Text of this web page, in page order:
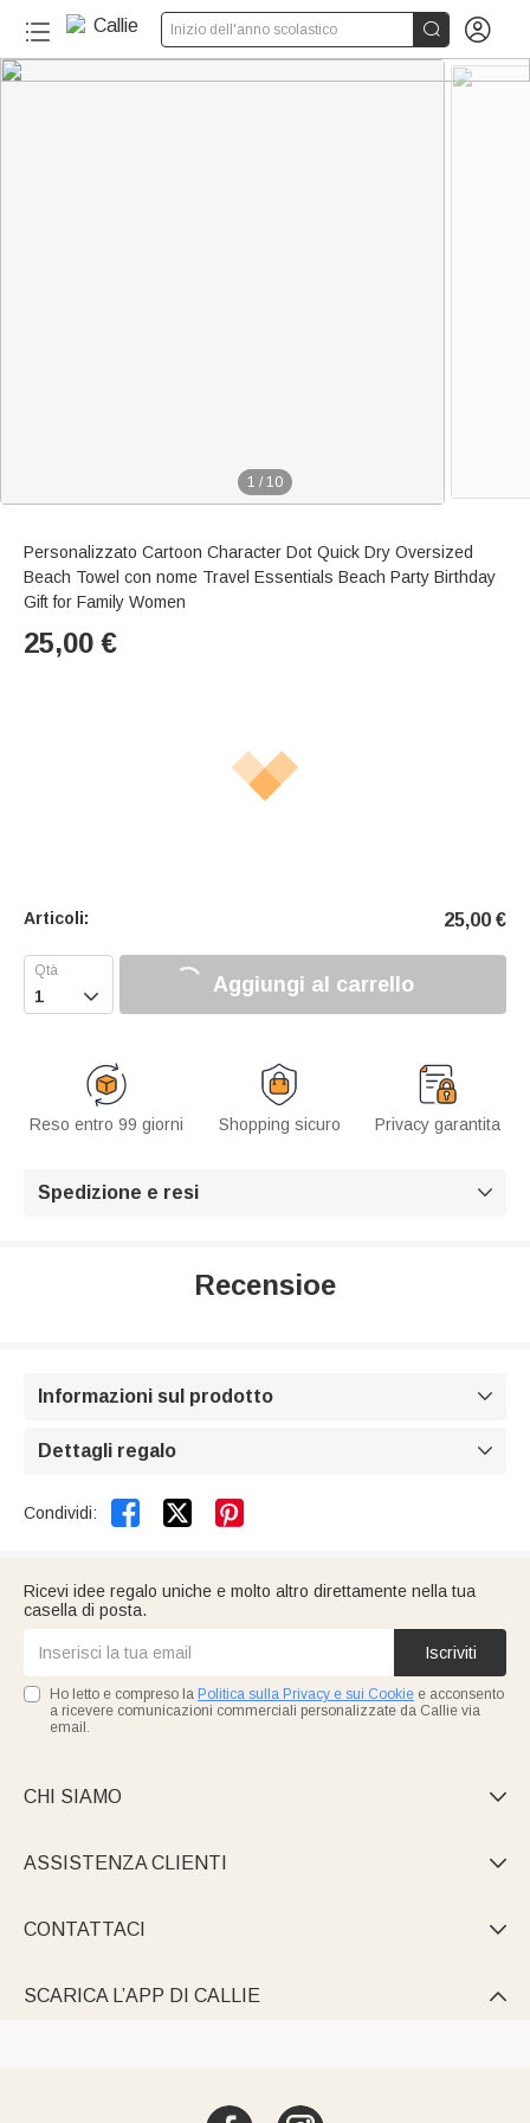
Inizio dell'anno scolastico  
1 / 10
Personalizzato Cartoon Character Dot Quick Dry Oversized
Beach Towel con nome Travel Essentials Beach Party Birthday
Gift for Family Women
25,00 €
Articoli: 25,00 €
 Aggiungi al carrello
Reso entro 99 giorni Shopping sicuro Privacy garantita
Spedizione e resi 
Recensioe
Informazioni sul prodotto 
Dettagli regalo 
Condividi:  
Ricevi idee regalo uniche e molto altro direttamente nella tua
casella di posta.
Iscriviti
Ho letto e compreso la Politica sulla Privacy e sui Cookie e acconsento
a ricevere comunicazioni commerciali personalizzate da Callie via
email.
CHI SIAMO 
ASSISTENZA CLIENTI 
CONTATTACI 
SCARICA L’APP DI CALLIE 